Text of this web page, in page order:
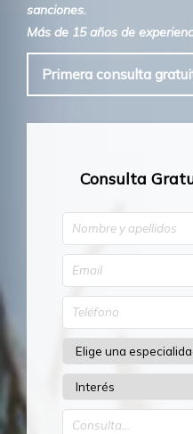
sanciones.
Más de 15 años de
Primera consulta
Consulta